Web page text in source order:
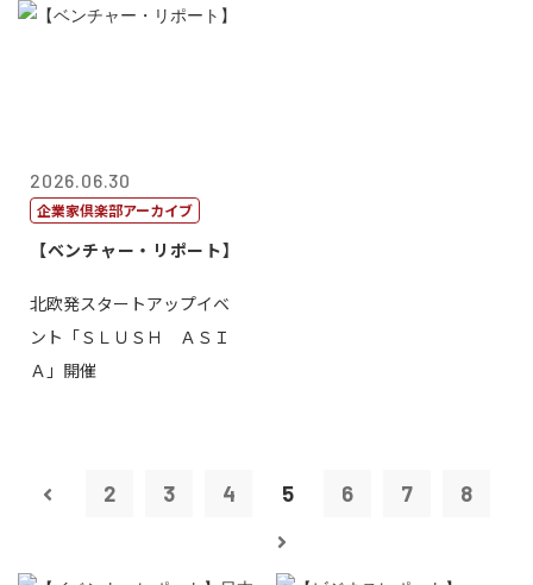
2026.06.30
企業家倶楽部アーカイブ
【ベンチャー・リポート】
北欧発スタートアップイベ
ント「ＳＬＵＳＨ ＡＳＩ
Ａ」開催
2 3 4 5 6 7 8